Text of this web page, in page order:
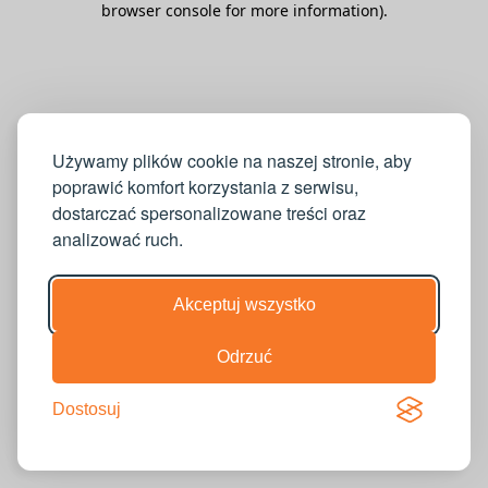
Używamy plików cookie na naszej stronie, aby
poprawić komfort korzystania z serwisu,
dostarczać spersonalizowane treści oraz
analizować ruch.
Akceptuj wszystko
Odrzuć
Dostosuj
browser console for more information).